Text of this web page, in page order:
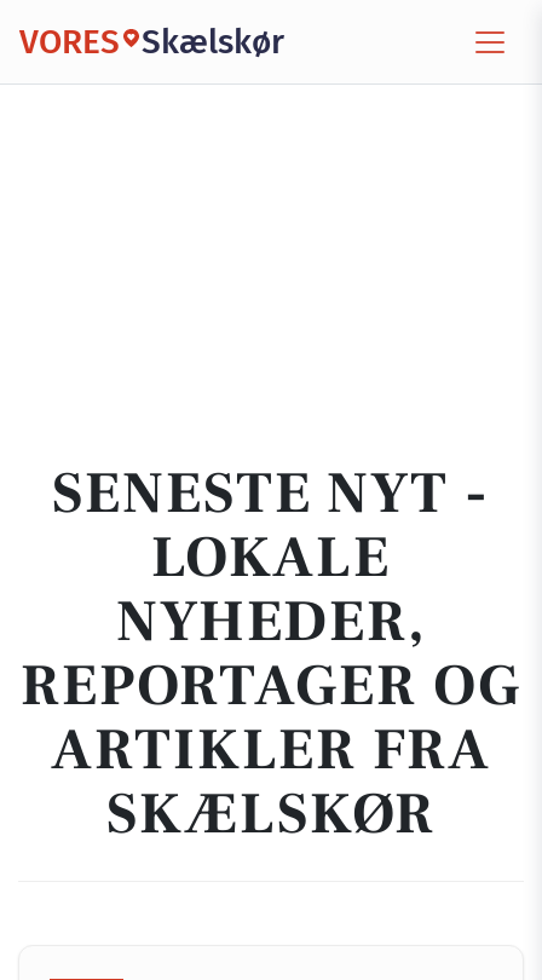
VORES Skælskør
SENESTE NYT -
LOKALE
NYHEDER,
REPORTAGER OG
ARTIKLER FRA
SKÆLSKØR